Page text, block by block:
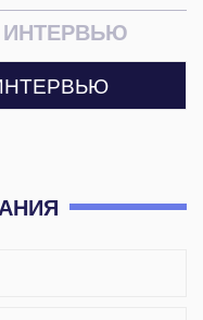
ИНТЕРВЬЮ